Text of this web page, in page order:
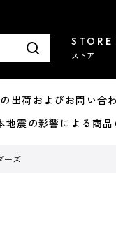
STORE
ストア
荷およびお問い合
震の影響による商品
ーズ